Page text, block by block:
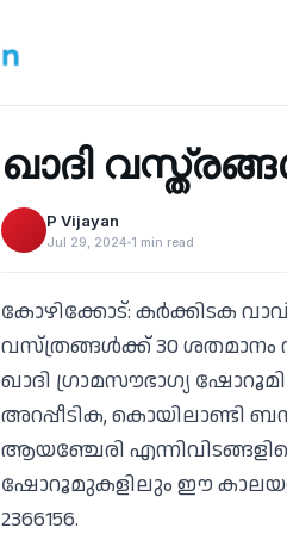
‹
ഖാദി
P Vijayan
Jul 29, 2024 1 min read
കോഴിക്കോട്: കര്‍ക്കിടക
വസ്ത്രങ്ങള്‍ക്ക് 30 ശതമാനം
ഖാദി ഗ്രാമസൗഭാഗ്യ
അറപ്പീടിക, കൊയിലാണ്ടി ബസ്
ആയഞ്ചേരി
ഷോറൂമുകളിലും ഈ
2366156.